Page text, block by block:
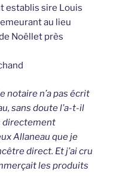
establis sire Louis
au lieu
Noëllet près
notaire n’a pas écrit
sans doute l’a-t-il
directement
Allaneau que je
direct. Et j’ai cru
les produits